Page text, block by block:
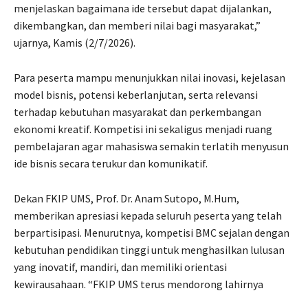
menjelaskan bagaimana ide tersebut dapat dijalankan,
dikembangkan, dan memberi nilai bagi masyarakat,”
ujarnya, Kamis (2/7/2026).
Para peserta mampu menunjukkan nilai inovasi, kejelasan
model bisnis, potensi keberlanjutan, serta relevansi
terhadap kebutuhan masyarakat dan perkembangan
ekonomi kreatif. Kompetisi ini sekaligus menjadi ruang
pembelajaran agar mahasiswa semakin terlatih menyusun
ide bisnis secara terukur dan komunikatif.
Dekan FKIP UMS, Prof. Dr. Anam Sutopo, M.Hum,
memberikan apresiasi kepada seluruh peserta yang telah
berpartisipasi. Menurutnya, kompetisi BMC sejalan dengan
kebutuhan pendidikan tinggi untuk menghasilkan lulusan
yang inovatif, mandiri, dan memiliki orientasi
kewirausahaan. “FKIP UMS terus mendorong lahirnya